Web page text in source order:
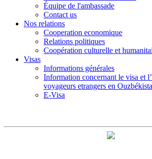
Équipe de l'ambassade
Contact us
Nos relations
Cooperation economique
Relations politiques
Coopération culturelle et
Visas
Informations générales
Information concernant le visa et
voyageurs etrangers en
E-Visa